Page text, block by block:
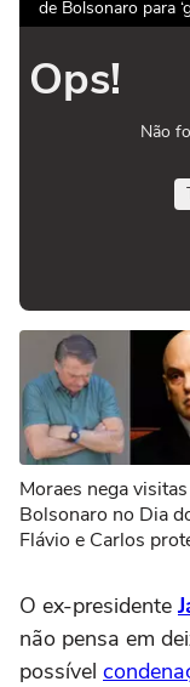
de Bolsonaro para
Ops!
Não
Moraes nega visitas
Bolsonaro no Dia
Flávio e Carlos
O ex-presidente
não pensa em
possível